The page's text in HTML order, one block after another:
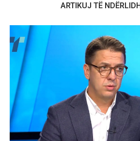
ARTIKUJ TË